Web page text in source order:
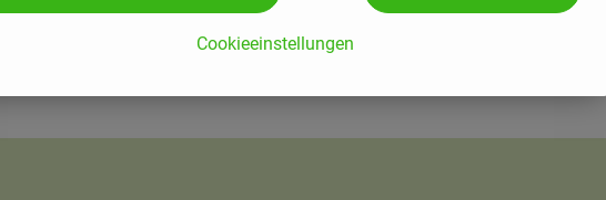
Rezepte gefunden.
Cookieeinstellungen